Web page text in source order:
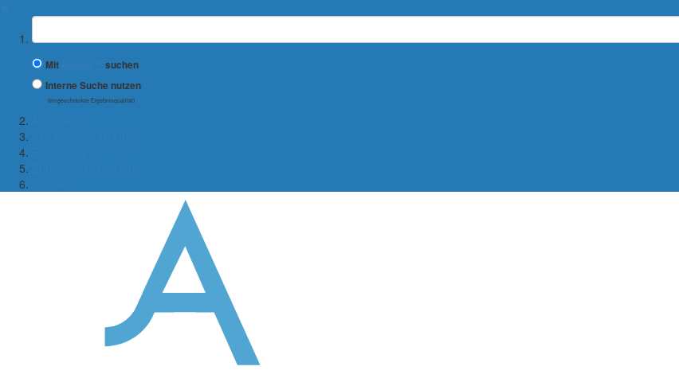
Suchbegriff
Mit
suchen
Interne Suche nutzen
(eingeschränkte Ergebnisqualität)